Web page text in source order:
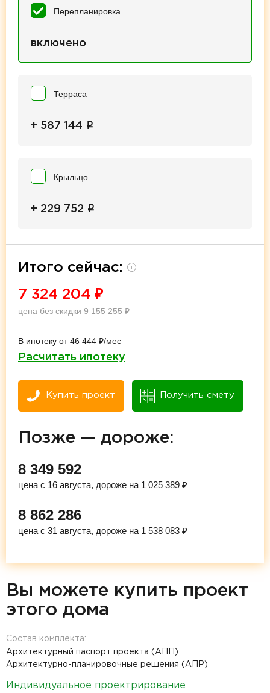
Перепланировка
включено
Терраса
+ 587 144 i
Крыльцо
+ 229 752 i
Итого сейчас: i
7 324 204 ₽
цена без скидки 9 155 255₽
В ипотеку от 46 444 ₽/мес
Расчитать ипотеку
Купить проект Получить смету
Позже — дороже:
8 349 592
цена с 16 августа, дороже на 1 025 389 ₽
8 862 286
цена с 31 августа, дороже на 1 538 083 ₽
Вы можете купить проект
этого дома
Состав комплекта:
Архитектурный паспорт проекта (АПП)
Архитектурно-планировочные решения (АПР)
Индивидуальное проектрирование